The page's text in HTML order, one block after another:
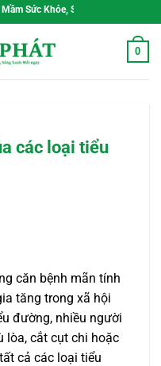
Sống Xanh Mỗi Ngày
0
các loại tiểu
căn bệnh mãn tính
tăng trong xã hội
đường, nhiều người
lòa, cắt cụt chi hoặc
cả các loại tiểu